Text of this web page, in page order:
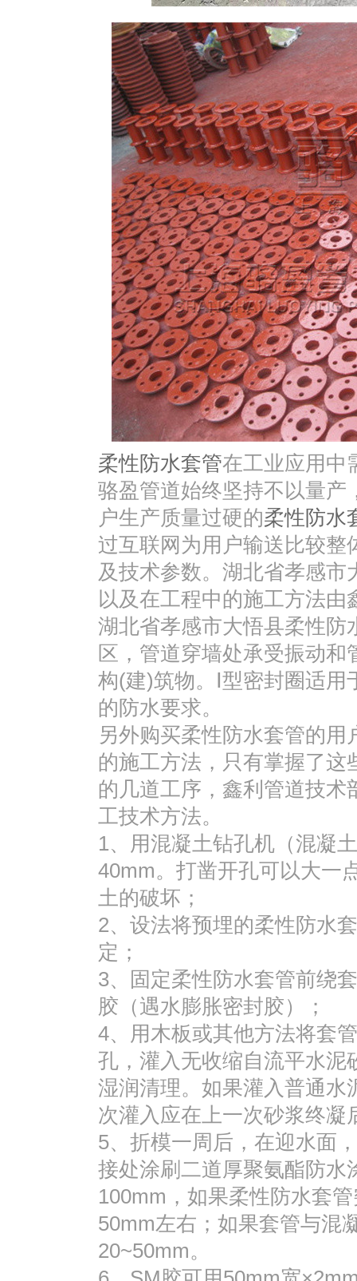
柔性防水套管在工业应用中
骆盈管道始终坚持不以量产
户生产质量过硬的柔性防水
过互联网为用户输送比较整
及技术参数。湖北省孝感
以及在工程中的施工方法由
湖北省孝感市大悟县柔性防
区，管道穿墙处承受振动
构(建)筑物。Ⅰ型密封圈适
的防水要求。
另外购买柔性防水套管的
的施工方法，只有掌握了
的几道工序，鑫利管道技
工技术方法。
1、用混凝土钻孔机（混凝
40mm。打凿开孔可以大一
土的破坏；
2、设法将预埋的柔性防水
定；
3、固定柔性防水套管前绕
胶（遇水膨胀密封胶）；
4、用木板或其他方法将套
孔，灌入无收缩自流平水泥
湿润清理。如果灌入普通水
次灌入应在上一次砂浆终凝
5、折模一周后，在迎水面
接处涂刷二道厚聚氨酯防水
100mm，如果柔性防水套
50mm左右；如果套管与混
20~50mm。